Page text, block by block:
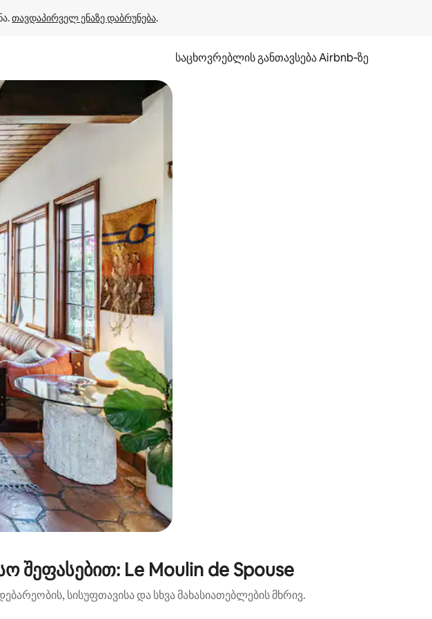
თავდაპირველ ენაზე დაბრუნება.
საცხოვრებლის განთავსება Airbnb‑ზე
მიმართული ისრებით ან შეხებისა თუ თითის გასმის ჟესტები.
შეფასებით: Le Moulin de Spouse
სისუფთავისა და სხვა მახასიათებლების მხრივ.